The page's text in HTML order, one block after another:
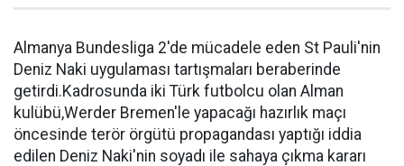
Almanya Bundesliga 2'de mücadele eden St Pauli'nin
Deniz Naki uygulaması tartışmaları beraberinde
getirdi.Kadrosunda iki Türk futbolcu olan Alman
kulübü,Werder Bremen'le yapacağı hazırlık maçı
öncesinde terör örgütü propagandası yaptığı iddia
edilen Deniz Naki'nin soyadı ile sahaya çıkma kararı